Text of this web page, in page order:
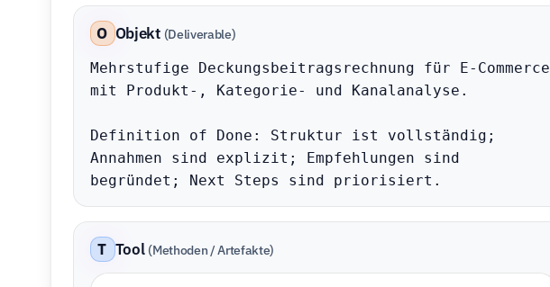
O Objekt (Deliverable)
Mehrstufige Deckungsbeitragsrechnung für E-Commerce
mit Produkt-, Kategorie- und Kanalanalyse.
Definition of Done: Struktur ist vollständig;
Annahmen sind explizit; Empfehlungen sind
begründet; Next Steps sind priorisiert.
T Tool (Methoden / Artefakte)